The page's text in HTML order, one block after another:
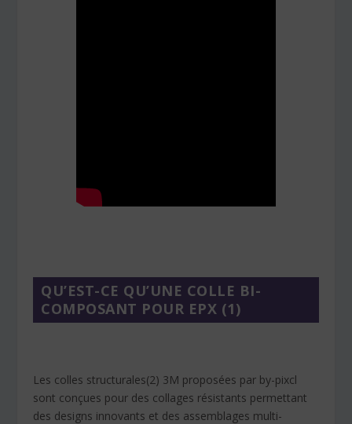
QU’EST-CE QU’UNE COLLE BI-
COMPOSANT POUR EPX (1)
Les colles structurales(2) 3M proposées par by-pixcl
sont conçues pour des collages résistants permettant
des designs innovants et des assemblages multi-